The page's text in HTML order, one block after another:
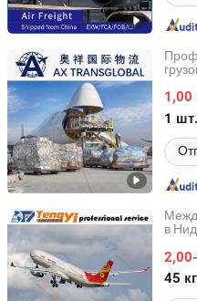
1,00
1 шт.
Shenzhen Aoxiang Cross -
Guangdong, China
в
45 кг
Shenzhen Tengyi
Guangdong, China